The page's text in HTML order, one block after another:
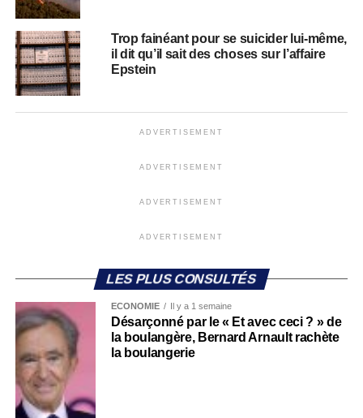
Trop fainéant pour se suicider lui-même,
il dit qu’il sait des choses sur l’affaire
Epstein
ADVERTISEMENT
ADVERTISEMENT
ADVERTISEMENT
ADVERTISEMENT
LES PLUS CONSULTÉS
ECONOMIE Il y a 1 semaine
Désarçonné par le « Et avec ceci ? » de
la boulangère, Bernard Arnault rachète
la boulangerie